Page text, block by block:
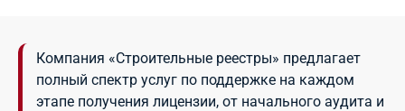
Компания «Строительные реестры» предлагает
полный спектр услуг по поддержке на каждом
этапе получения лицензии, от начального аудита и